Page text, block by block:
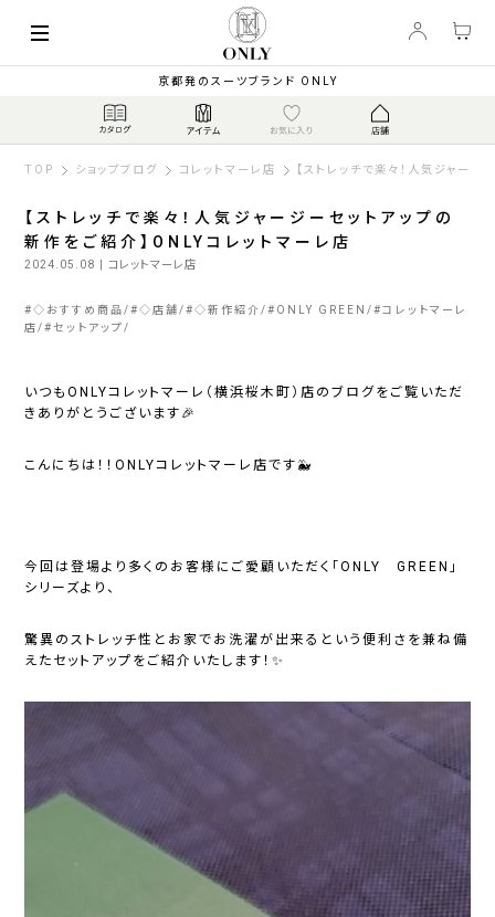
京都発のスーツブランド ONLY
TOP ショップブログ コレットマーレ店 【ストレッチで楽々！人気ジャー
【ストレッチで楽々！人気ジャージーセットアップの
新作をご紹介】ONLYコレットマーレ店
2024.05.08 | コレットマーレ店
#◇おすすめ商品 #◇店舗 #◇新作紹介 # ONLY GREEN #コレットマーレ
店 #セットアップ
いつもONLYコレットマーレ（横浜桜木町）店のブログをご覧いただ
きありがとうございます🎉
こんにちは！！ONLYコレットマーレ店です🐳
今回は登場より多くのお客様にご愛顧いただく「ONLY GREEN」
シリーズより、
驚異のストレッチ性とお家でお洗濯が出来るという便利さを兼ね備
えたセットアップをご紹介いたします！✨